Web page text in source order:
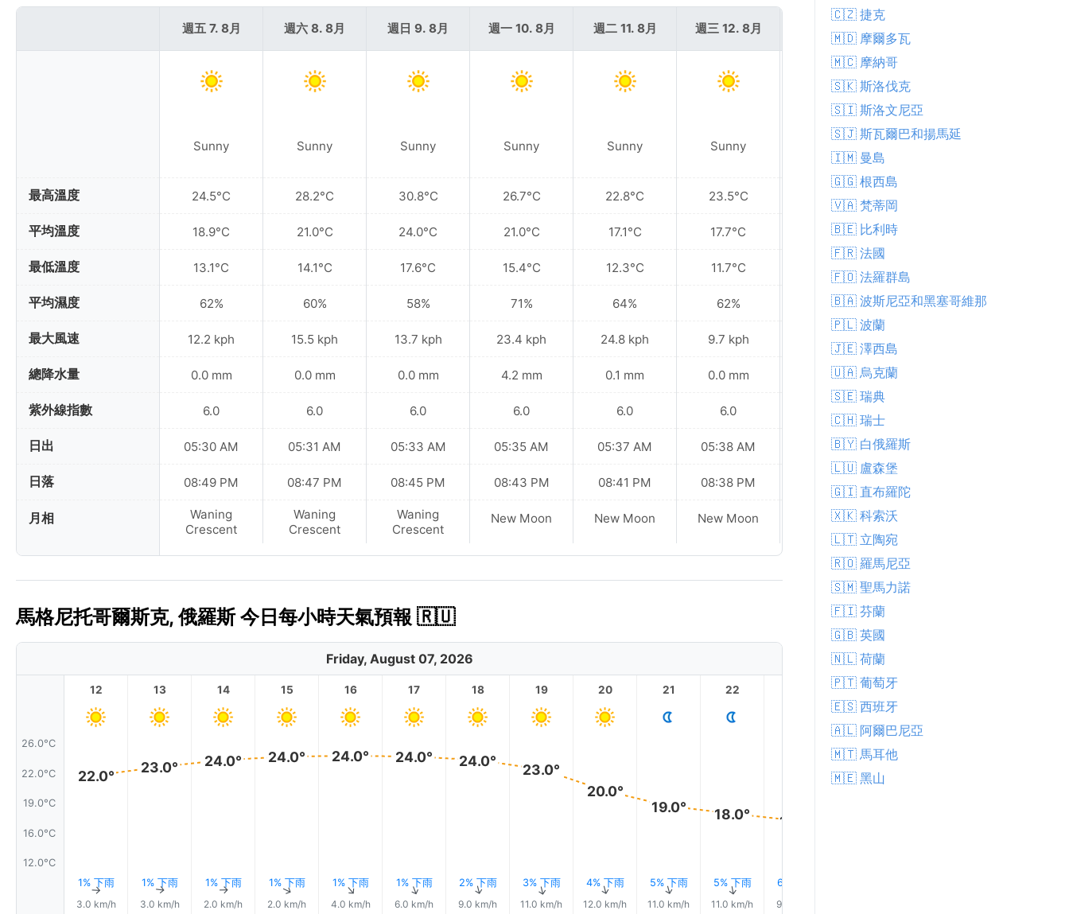
最高溫度
平均溫度
最低溫度
平均濕度
最大風速
總降水量
紫外線指數
日出
日落
月相
週五 7. 8月
Sunny
24.5°C
18.9°C
13.1°C
62%
12.2 kph
0.0 mm
6.0
05:30 AM
08:49 PM
Waning
Crescent
週六 8. 8月
Sunny
28.2°C
21.0°C
14.1°C
60%
15.5 kph
0.0 mm
6.0
05:31 AM
08:47 PM
Waning
Crescent
週日 9. 8月
Sunny
30.8°C
24.0°C
17.6°C
58%
13.7 kph
0.0 mm
6.0
05:33 AM
08:45 PM
Waning
Crescent
週一 10. 8月
Sunny
26.7°C
21.0°C
15.4°C
71%
23.4 kph
4.2 mm
6.0
05:35 AM
08:43 PM
New Moon
週二 11. 8月
Sunny
22.8°C
17.1°C
12.3°C
64%
24.8 kph
0.1 mm
6.0
05:37 AM
08:41 PM
New Moon
週三 12. 8月
Sunny
23.5°C
17.7°C
11.7°C
62%
9.7 kph
0.0 mm
6.0
05:38 AM
08:38 PM
New Moon
24.2°C
17.5°C
13.4°C
66%
17.3 kph
6.8 mm
6.0
05:40 AM
08:36 PM
New Moon
馬格尼托哥爾斯克, 俄羅斯 今日每小時天氣預報 🇷🇺
Friday, August 07, 2026
26.0°C
22.0°C
19.0°C
16.0°C
12.0°C
12
22.0°
1% 下雨
↑
3.0 km/h
13
23.0°
1% 下雨
↑
3.0 km/h
14
24.0°
1% 下雨
↑
2.0 km/h
15
24.0°
1% 下雨
↑
2.0 km/h
16
24.0°
1% 下雨
↑
4.0 km/h
17
24.0°
1% 下雨
↑
6.0 km/h
18
24.0°
2% 下雨
↑
9.0 km/h
19
23.0°
3% 下雨
↑
11.0 km/h
20
20.0°
4% 下雨
↑
12.0 km/h
21
19.0°
5% 下雨
↑
11.0 km/h
22
18.0°
5% 下雨
↑
11.0 km/h
17.0°
6% 下雨
9.0 km/h
🇨🇿 捷克
🇲🇩 摩爾多瓦
🇲🇨 摩納哥
🇸🇰 斯洛伐克
🇸🇮 斯洛文尼亞
🇸🇯 斯瓦爾巴和揚馬延
🇮🇲 曼島
🇬🇬 根西島
🇻🇦 梵蒂岡
🇧🇪 比利時
🇫🇷 法國
🇫🇴 法羅群島
🇧🇦 波斯尼亞和黑塞哥維那
🇵🇱 波蘭
🇯🇪 澤西島
🇺🇦 烏克蘭
🇸🇪 瑞典
🇨🇭 瑞士
🇧🇾 白俄羅斯
🇱🇺 盧森堡
🇬🇮 直布羅陀
🇽🇰 科索沃
🇱🇹 立陶宛
🇷🇴 羅馬尼亞
🇸🇲 聖馬力諾
🇫🇮 芬蘭
🇬🇧 英國
🇳🇱 荷蘭
🇵🇹 葡萄牙
🇪🇸 西班牙
🇦🇱 阿爾巴尼亞
🇲🇹 馬耳他
🇲🇪 黑山